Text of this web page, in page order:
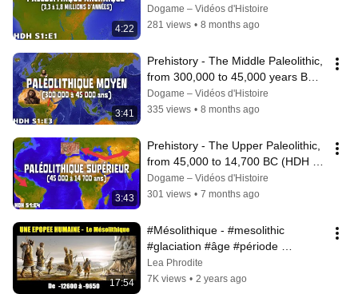
4:22
(HDH S1: E1)
Dogame – Vidéos d'Histoire
281 views • 8 months ago
3:41
Prehistory - The Middle Paleolithic,
from 300,000 to 45,000 years BC
(HDH S1: E3)
Dogame – Vidéos d'Histoire
335 views • 8 months ago
3:43
Prehistory - The Upper Paleolithic,
from 45,000 to 14,700 BC (HDH
S1: E4)
Dogame – Vidéos d'Histoire
301 views • 7 months ago
17:54
#Mésolithique - #mesolithic
#glaciation #âge #période
#glaciaire #natoufien
#sédentarisation
Lea Phrodite
7K views • 2 years ago